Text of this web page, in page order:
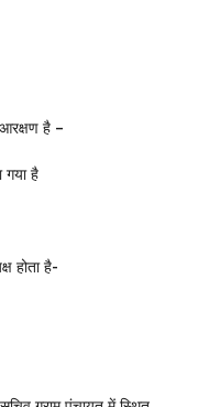
है –
गया है
होता है-